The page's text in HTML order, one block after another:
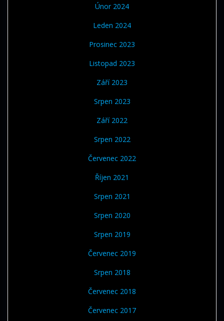
Únor 2024
Leden 2024
Prosinec 2023
Listopad 2023
Září 2023
Srpen 2023
Září 2022
Srpen 2022
Červenec 2022
Říjen 2021
Srpen 2021
Srpen 2020
Srpen 2019
Červenec 2019
Srpen 2018
Červenec 2018
Červenec 2017